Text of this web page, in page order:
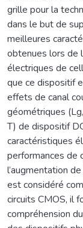
grille pour la
dans le but de
meilleures
obtenues lors de
électriques de
que ce dispositif
effets de canal
géométriques
T) de dispositif
caractéristiques
performances de
l’augmentation
est considéré
circuits CMOS, il
compréhension